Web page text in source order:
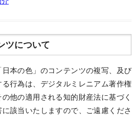
ツについて
日本の色」のコンテンツの複写、及び
る行為は、デジタルミレニアム著作権
他の適用される知的財産法に基づく
該当いたしますので、ご遠慮くださ